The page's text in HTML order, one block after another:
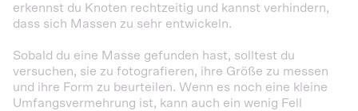
erkennst du Knoten rechtzeitig und kannst verhindern,
dass sich Massen zu sehr entwickeln.
Sobald du eine Masse gefunden hast, solltest du
versuchen, sie zu fotografieren, ihre Größe zu messen
und ihre Form zu beurteilen. Wenn es noch eine kleine
Umfangsvermehrung ist, kann auch ein wenig Fell